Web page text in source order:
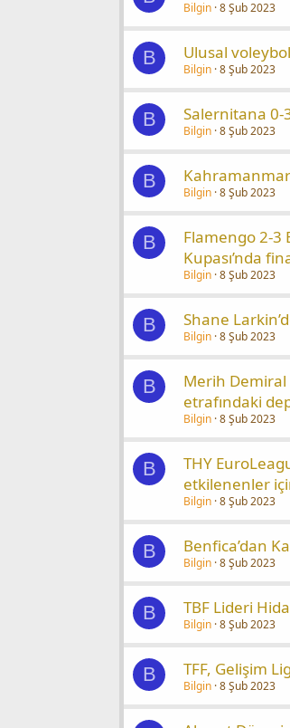
Bilgin 8 Şub 2023
B Ulusal
Bilgin 8 Şub 2023
B Salernitana 0-
Bilgin 8 Şub 2023
B
Bilgin 8 Şub 2023
B
Flamengo 2-3
Kupası’nda
Bilgin 8 Şub 2023
B Shane
Bilgin 8 Şub 2023
B
Merih Demiral
etrafındaki
Bilgin 8 Şub 2023
B
THY
etkilenenler
Bilgin 8 Şub 2023
B Benfica’dan
Bilgin 8 Şub 2023
B TBF Lideri
Bilgin 8 Şub 2023
B TFF, Gelişim
Bilgin 8 Şub 2023